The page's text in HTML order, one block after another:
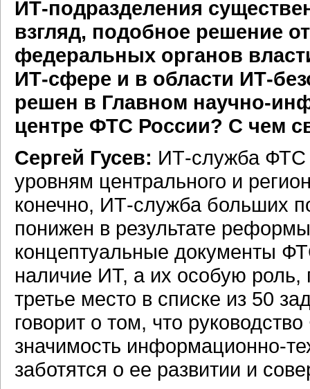
ИТ-подразделения
взгляд, подобное решение
федеральных органов
ИТ-сфере и в области ИТ-
решен в Главном научно-
центре ФТС России? С чем
Сергей Гусев: ИТ-служба ФТС
уровням центрального и
конечно, ИТ-службабольших
понижен в результате
концептуальные документы
наличие ИТ, а их особую роль,
третье место в списке из 50
говорит о том, что
значимость информационно-
заботятся о ее развитии и